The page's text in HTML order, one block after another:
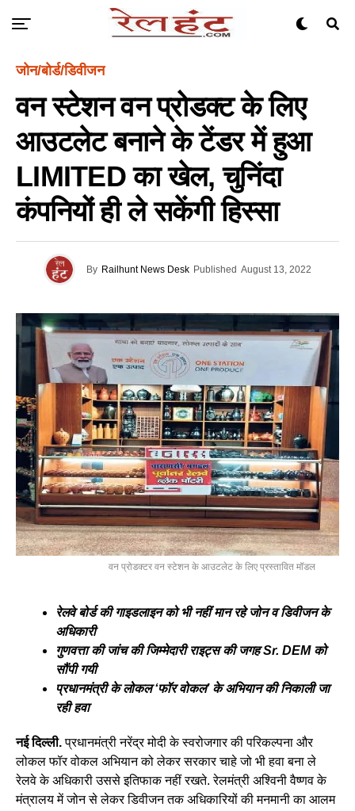
जोन/बोर्ड/डिवीजन
वन स्टेशन वन प्रोडक्ट के लिए
आउटलेट बनाने के टेंडर में हुआ
LIMITED का खेल, चुनिंदा
कंपनियों ही ले सकेंगी हिस्सा
By Railhunt News Desk Published August 13, 2022
वन प्रोडक्टर वन स्टेशन के आउटलेट के लिए प्रस्तावित मॉडल
रेलवे बोर्ड की गाइडलाइन को भी नहीं मान रहे जोन व डिवीजन के
अधिकारी
गुणवत्ता की जांच की जिम्मेदारी राइट्स की जगह Sr. DEM को
सौंपी गयी
प्रधानमंत्री के लोकल ‘फॉर वोकल’ के अभियान की निकाली जा
रही हवा
नई दिल्ली.प्रधानमंत्री नरेंद्र मोदी के स्वरोजगार की परिकल्पना और
लोकल फॉर वोकल अभियान को लेकर सरकार चाहे जो भी हवा बना ले
रेलवे के अधिकारी उससे इतिफाक नहीं रखते. रेलमंत्री अश्विनी वैष्णव के
मंत्रालय में जोन से लेकर डिवीजन तक अधिकारियों की मनमानी का आलम